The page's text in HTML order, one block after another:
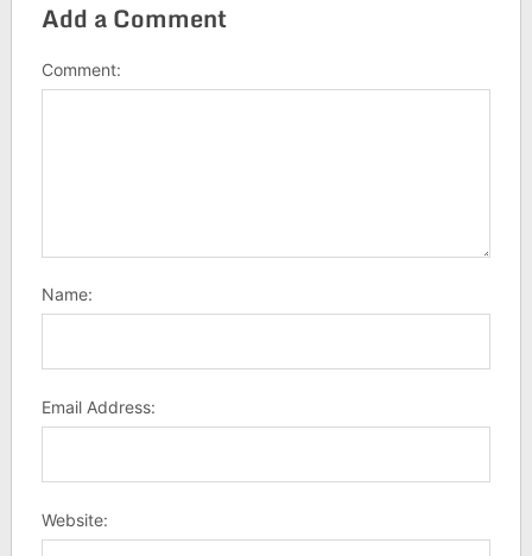
Add a Comment
Comment:
Name:
Email Address:
Website: